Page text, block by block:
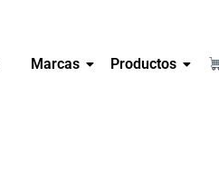
Marcas Productos